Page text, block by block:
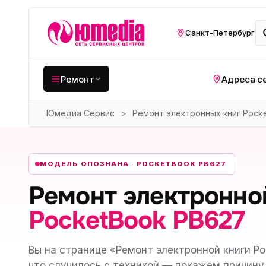
Санкт-Петербург
Ремонт
Крупная бытовая
Кухонная техника
Мелкая цифровая
техника
Видеотехника
Адреса
Юмедиа Сервис > Ремонт электронных книг
МОДЕЛЬ ОПОЗНАНА · POCKETBOOK PB627
Ремонт
PocketBook PB627
Вы на странице «Ремонт электронной книги